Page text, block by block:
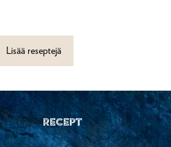
Lisää reseptejä
RECEPT